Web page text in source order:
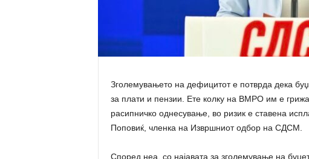
Зголемувањето на дефицитот е потврда дека
за плати и пензии. Ете колку на ВМРО им е
расипничко однесување, во ризик е ставена
Поповиќ, членка на Извршниот одбор на СДСМ.
Според неа, со најавата за зголемување на